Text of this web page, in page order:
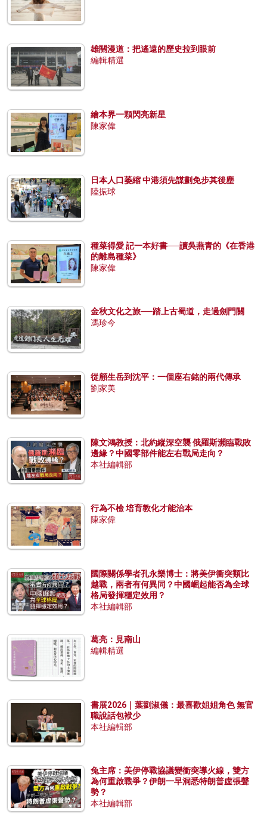
雄關漫道：把遙遠的歷史拉到眼前
編輯精選
繪本界一顆閃亮新星
陳家偉
日本人口萎縮 中港須先謀劃免步其後塵
陸振球
種菜得愛 記一本好書──讀吳燕青的《在香港
的離島種菜》
陳家偉
金秋文化之旅──踏上古蜀道，走過劍門關
馮珍今
從顧生岳到沈平：一個座右銘的兩代傳承
劉家美
陳文鴻教授：北約縱深空襲 俄羅斯瀕臨戰敗
邊緣？中國零部件能左右戰局走向？
本社編輯部
行為不檢 培育教化才能治本
陳家偉
國際關係學者孔永樂博士：將美伊衝突類比
越戰，兩者有何異同？中國崛起能否為全球
格局發揮穩定效用？
本社編輯部
葛亮：見南山
編輯精選
書展2026｜葉劉淑儀：最喜歡姐姐角色 無官
職說話包袱少
本社編輯部
兔主席：美伊停戰協議變衝突導火線，雙方
為何重啟戰爭？伊朗一早洞悉特朗普虛張聲
勢？
本社編輯部